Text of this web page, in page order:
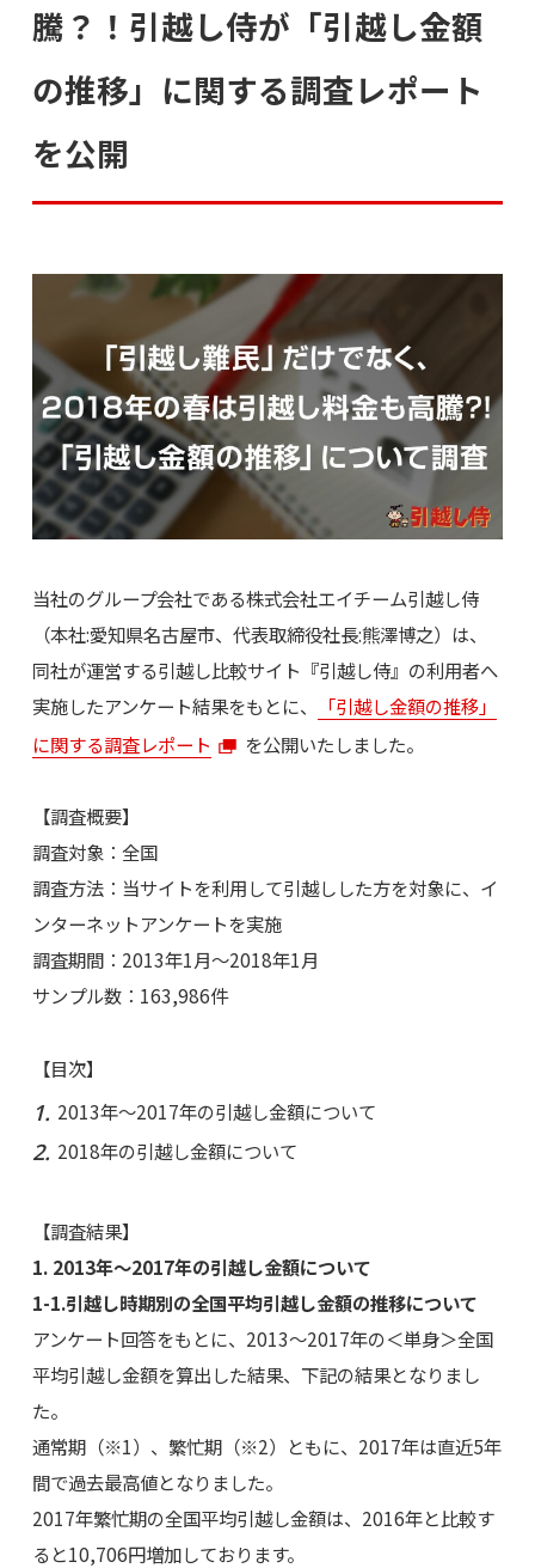
騰？！引越し侍が「引越し金額
の推移」に関する調査レポート
を公開
当社のグループ会社である株式会社エイチーム引越し侍
（本社:愛知県名古屋市、代表取締役社長:熊澤博之）は、
同社が運営する引越し比較サイト『引越し侍』の利用者へ
実施したアンケート結果をもとに、
「引越し金額の推移」
に関する調査レポート
を公開いたしました。
【調査概要】
調査対象：全国
調査方法：当サイトを利用して引越しした方を対象に、イ
ンターネットアンケートを実施
調査期間：2013年1月～2018年1月
サンプル数：163,986件
【目次】
2013年～2017年の引越し金額について
2018年の引越し金額について
【調査結果】
1. 2013年～2017年の引越し金額について
1-1.引越し時期別の全国平均引越し金額の推移について
アンケート回答をもとに、2013～2017年の＜単身＞全国
平均引越し金額を算出した結果、下記の結果となりまし
た。
通常期（※1）、繁忙期（※2）ともに、2017年は直近5年
間で過去最高値となりました。
2017年繁忙期の全国平均引越し金額は、2016年と比較す
ると10,706円増加しております。